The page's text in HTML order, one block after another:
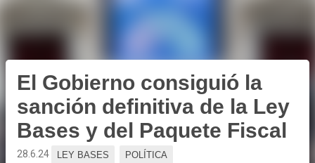
El Gobierno consiguió la
sanción definitiva de la Ley
Bases y del Paquete Fiscal
28.6.24 LEY BASES POLÍTICA